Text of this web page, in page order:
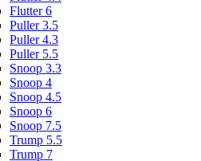
Flutter 6
Puller 3.5
Puller 4.3
Puller 5.5
Snoop 3.3
Snoop 4
Snoop 4.5
Snoop 6
Snoop 7.5
Trump 5.5
Trump 7